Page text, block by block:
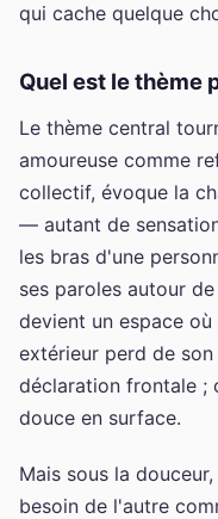
qui cache quelque
Quel est le thème
Le thème central
amoureuse comme
collectif, évoque la
— autant de
les bras d'une
ses paroles autour
devient un espace
extérieur perd de
déclaration frontale ;
douce en surface.
Mais sous la
besoin de l'autre